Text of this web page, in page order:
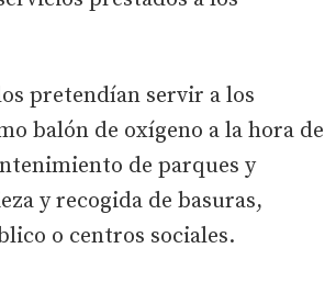
pretendían servir a los
balón de oxígeno a la hora de
de parques y
y recogida de basuras,
o centros sociales.